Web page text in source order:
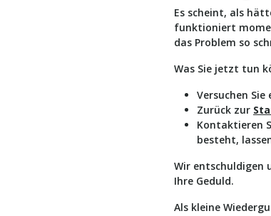
Es scheint, als
funktioniert
das Problem so
Was Sie jetzt tun
Versuchen
Zurück zur
Kontaktieren
besteht,
Wir entschuldigen
Ihre Geduld.
Als kleine